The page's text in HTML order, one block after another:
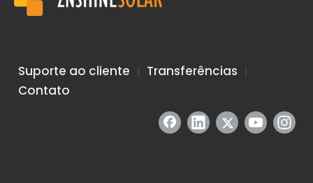
Suporte ao cliente | Transferências |
Contato